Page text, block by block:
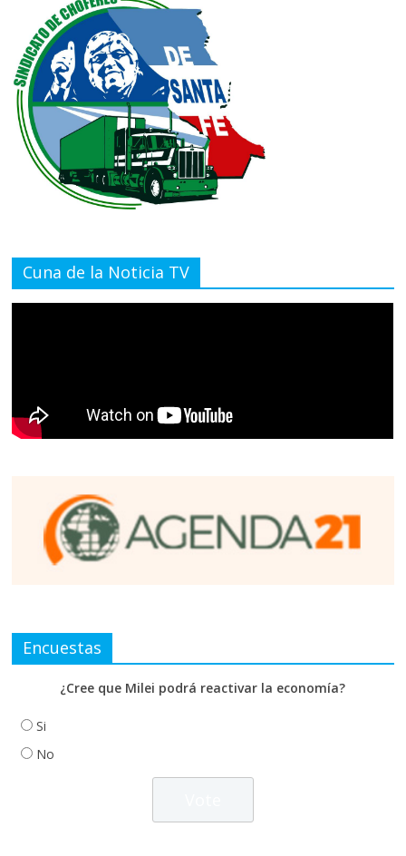
Cuna de la Noticia TV
Encuestas
¿Cree que Milei podrá reactivar la economía?
Si
No